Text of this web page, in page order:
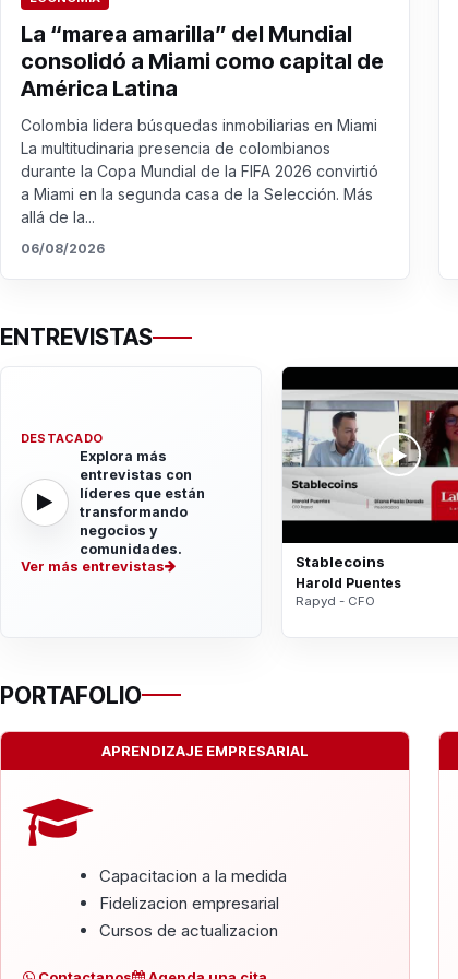
La “marea amarilla” del Mundial
consolidó a Miami como capital de
América Latina
Colombia lidera búsquedas inmobiliarias en Miami
La multitudinaria presencia de colombianos
durante la Copa Mundial de la FIFA 2026 convirtió
a Miami en la segunda casa de la Selección. Más
allá de la...
06/08/2026
ENTREVISTAS
DESTACADO
Explora más
entrevistas con
líderes que están
transformando
negocios y
comunidades.
Ver más entrevistas
Stablecoins
Harold Puentes
Rapyd - CFO
PORTAFOLIO
APRENDIZAJE EMPRESARIAL
Capacitacion a la medida
Fidelizacion empresarial
Cursos de actualizacion